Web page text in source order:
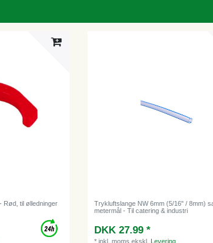
Rød, til ølledninger
Trykluftslange NW 6mm (5/16" / 8mm)
metermål - Til catering & industri
DKK 27.99 *
*inkl. moms ekskl.Levering